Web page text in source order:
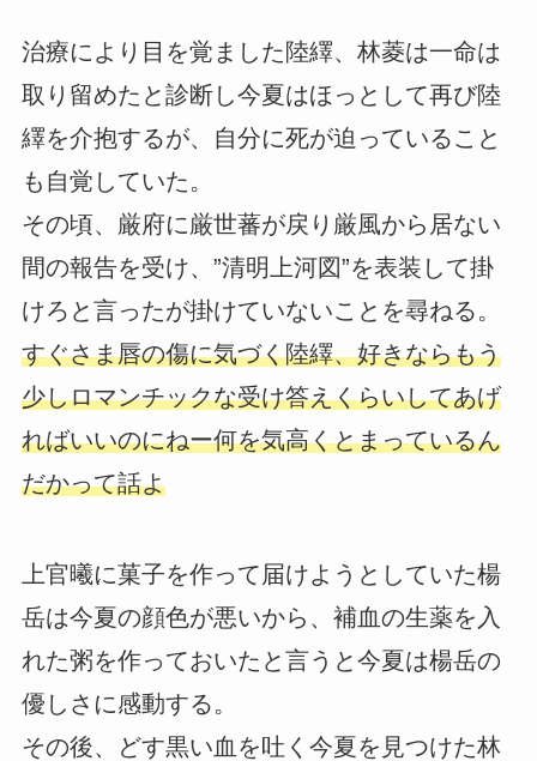
治療により目を覚ました陸繹、林菱は一命は
取り留めたと診断し今夏はほっとして再び陸
繹を介抱するが、自分に死が迫っていること
も自覚していた。
その頃、厳府に厳世蕃が戻り厳風から居ない
間の報告を受け、”清明上河図”を表装して掛
けろと言ったが掛けていないことを尋ねる。
すぐさま唇の傷に気づく陸繹、好きならもう
少しロマンチックな受け答えくらいしてあげ
ればいいのにねー何を気高くとまっているん
だかって話よ
上官曦に菓子を作って届けようとしていた楊
岳は今夏の顔色が悪いから、補血の生薬を入
れた粥を作っておいたと言うと今夏は楊岳の
優しさに感動する。
その後、どす黒い血を吐く今夏を見つけた林